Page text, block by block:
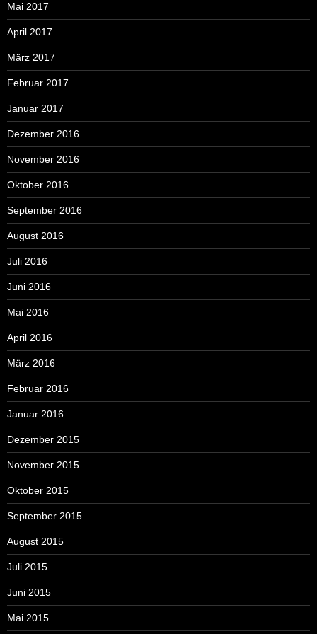
Mai 2017
April 2017
März 2017
Februar 2017
Januar 2017
Dezember 2016
November 2016
Oktober 2016
September 2016
August 2016
Juli 2016
Juni 2016
Mai 2016
April 2016
März 2016
Februar 2016
Januar 2016
Dezember 2015
November 2015
Oktober 2015
September 2015
August 2015
Juli 2015
Juni 2015
Mai 2015